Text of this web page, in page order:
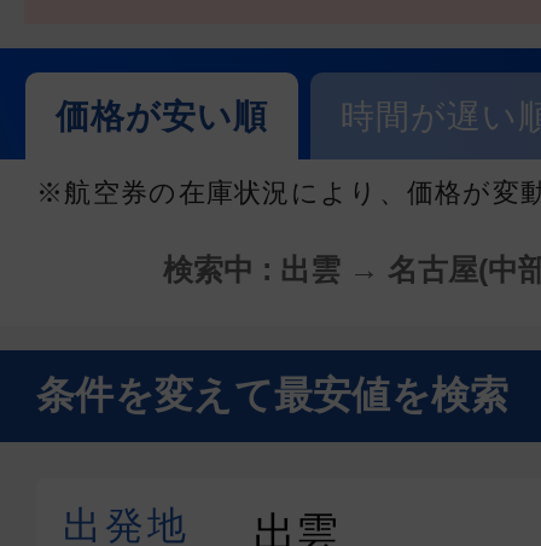
価格が安い順 時間が遅い
※航空券の在庫状況により、価格が変
検索中 : 出雲 → 名古屋(中
条件を変えて最安値を検索